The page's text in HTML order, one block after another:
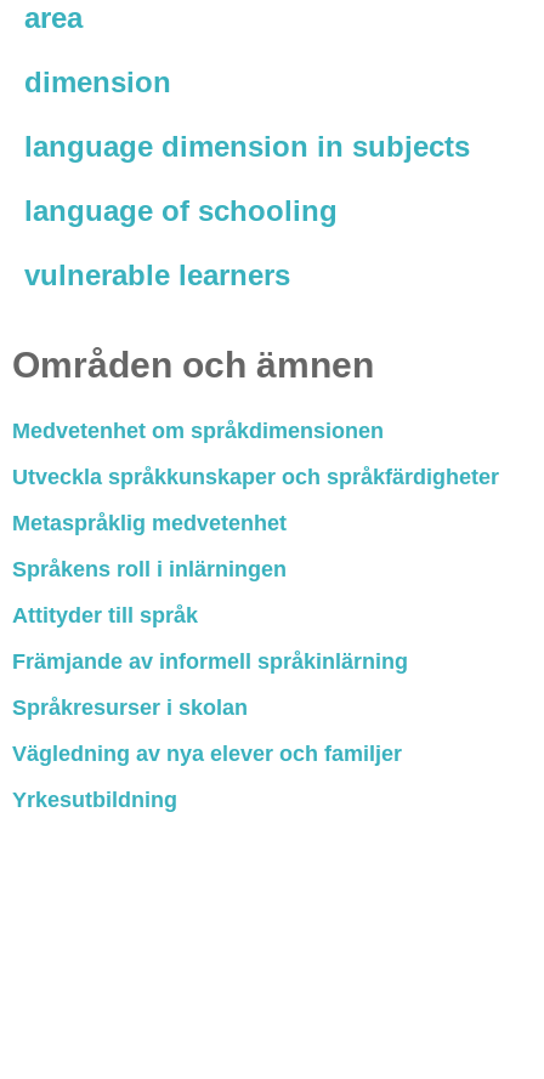
area
dimension
language dimension in subjects
language of schooling
vulnerable learners
Områden och ämnen
Medvetenhet om språkdimensionen
Utveckla språkkunskaper och språkfärdigheter
Metaspråklig medvetenhet
Språkens roll i inlärningen
Attityder till språk
Främjande av informell språkinlärning
Språkresurser i skolan
Vägledning av nya elever och familjer
Yrkesutbildning